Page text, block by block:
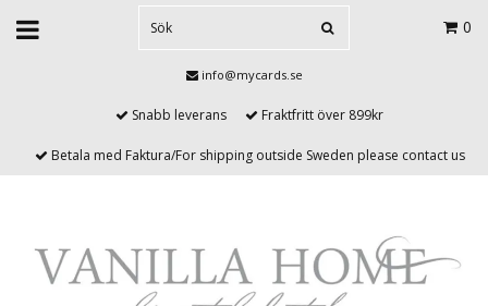
0
info@mycards.se
Snabb leverans Fraktfritt över 899kr
Betala med Faktura/For shipping outside Sweden please contact us